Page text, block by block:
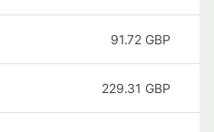
91.72 GBP
229.31 GBP